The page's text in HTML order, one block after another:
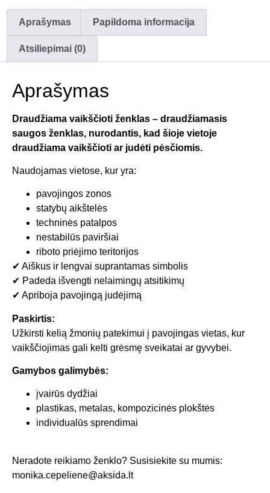
Aprašymas Papildoma informacija
Atsiliepimai (0)
Aprašymas
Draudžiama vaikščioti ženklas – draudžiamasis
saugos ženklas, nurodantis, kad šioje vietoje
draudžiama vaikščioti ar judėti pėsčiomis.
Naudojamas vietose, kur yra:
pavojingos zonos
statybų aikštelės
techninės patalpos
nestabilūs paviršiai
riboto priėjimo teritorijos
✔ Aiškus ir lengvai suprantamas simbolis
✔ Padeda išvengti nelaimingų atsitikimų
✔ Apriboja pavojingą judėjimą
Paskirtis:
Užkirsti kelią žmonių patekimui į pavojingas vietas, kur
vaikščiojimas gali kelti grėsmę sveikatai ar gyvybei.
Gamybos galimybės:
įvairūs dydžiai
plastikas, metalas, kompozicinės plokštės
individualūs sprendimai
Neradote reikiamo ženklo? Susisiekite su mumis:
monika.cepeliene@aksida.lt